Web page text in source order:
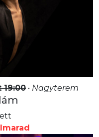
19:00 • Nagyterem